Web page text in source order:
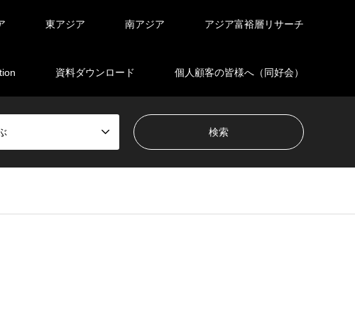
東アジア 南アジア アジア富裕層リサーチ
資料ダウンロード 個人顧客の皆様へ（同好会）